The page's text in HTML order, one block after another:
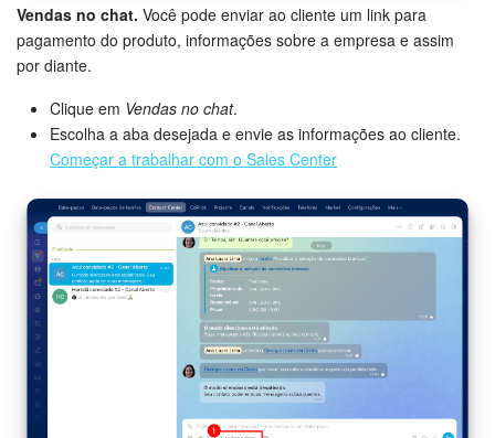
Vendas no chat. Você pode enviar ao cliente um link para
pagamento do produto, informações sobre a empresa e assim
por diante.
Clique em Vendas no chat.
Escolha a aba desejada e envie as informações ao cliente.
Começar a trabalhar com o Sales Center